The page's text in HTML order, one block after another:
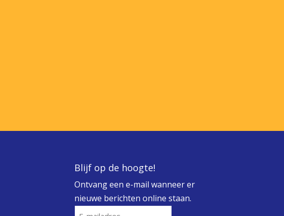
Blijf op de hoogte!
Ontvang een e-mail wanneer er
nieuwe berichten online staan.
E-